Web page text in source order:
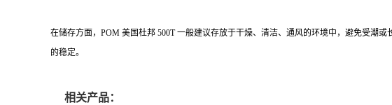
在储存方面，POM 美国杜邦 500T 一般建议存放于干燥、清洁、通风的环境中，避免受潮
的稳定。
相关产品：